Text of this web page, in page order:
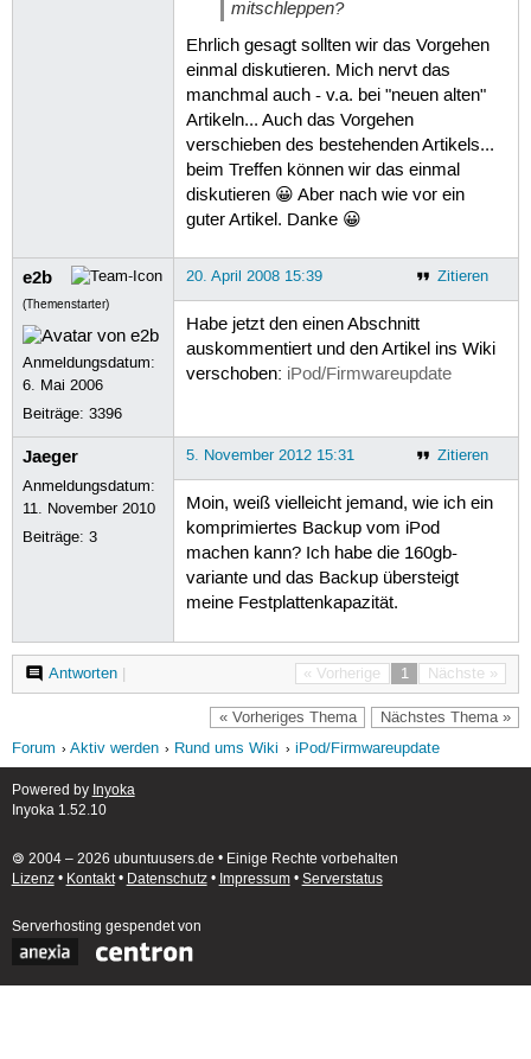
mitschleppen?
Ehrlich gesagt sollten wir das Vorgehen
einmal diskutieren. Mich nervt das
manchmal auch - v.a. bei "neuen alten"
Artikeln... Auch das Vorgehen
verschieben des bestehenden Artikels...
beim Treffen können wir das einmal
diskutieren 😀 Aber nach wie vor ein
guter Artikel. Danke 😀
e2b
(Themenstarter)
Anmeldungsdatum:
6. Mai 2006
Beiträge:3396
Zitieren
20. April 2008 15:39
Habe jetzt den einen Abschnitt
auskommentiert und den Artikel ins Wiki
verschoben: iPod/Firmwareupdate
Jaeger
Anmeldungsdatum:
11. November 2010
Beiträge:3
Zitieren
5. November 2012 15:31
Moin, weiß vielleicht jemand, wie ich ein
komprimiertes Backup vom iPod
machen kann? Ich habe die 160gb-
variante und das Backup übersteigt
meine Festplattenkapazität.
« Vorherige 1 Nächste »
Antworten|
« Vorheriges Thema Nächstes Thema »
Forum Aktiv werden Rund ums Wiki iPod/Firmwareupdate
Powered by Inyoka
Inyoka 1.52.10
🄯 2004 – 2026 ubuntuusers.de • Einige Rechte vorbehalten
Lizenz• Kontakt• Datenschutz• Impressum• Serverstatus
Serverhosting gespendet von